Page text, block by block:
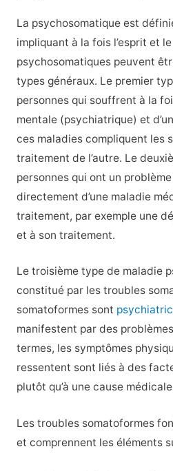
La psychosomatique est
impliquant à la fois l’esprit et
psychosomatiques peuvent
types généraux. Le premier
personnes qui souffrent à la
mentale (psychiatrique) et
ces maladies compliquent les
traitement de l’autre. Le
personnes qui ont un
directement d’une maladie
traitement, par exemple une
et à son traitement.
Le troisième type de maladie
constitué par les troubles
somatoformes sont
manifestent par des
termes, les symptômes
ressentent sont liés à des
plutôt qu’à une cause
Les troubles somatoformes
et comprennent les éléments